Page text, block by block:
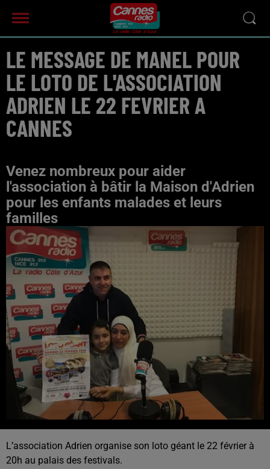
LE MESSAGE DE MANEL POUR
LE LOTO DE L'ASSOCIATION
ADRIEN LE 22 FEVRIER A
CANNES
Venez nombreux pour aider
l'association à bâtir la Maison d'Adrien
pour les enfants malades et leurs
familles
L’association Adrien organise son loto géant le 22 février à
20h au palais des festivals.